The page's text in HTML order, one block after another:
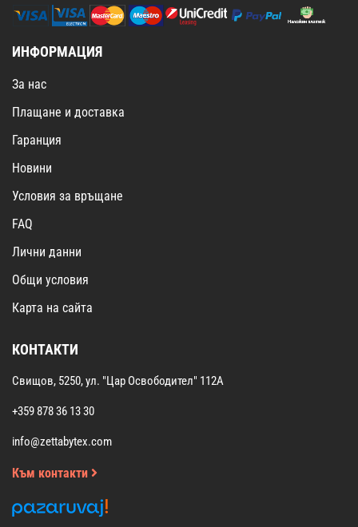
ИНФОРМАЦИЯ
За нас
Плащане и доставка
Гаранция
Новини
Условия за връщане
FAQ
Лични данни
Общи условия
Карта на сайта
КОНТАКТИ
Свищов, 5250, ул. "Цар Освободител" 112А
+359 878 36 13 30
info@zettabytex.com
Към контакти